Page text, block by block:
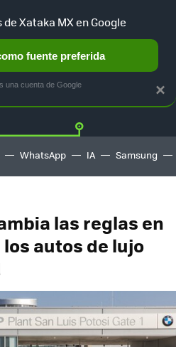
Twitter
WhatsApp IA Samsung
las reglas en
autos de lujo
×
Xataka MX en Google
fuente preferida
una cuenta de Google